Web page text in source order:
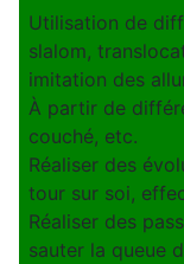
Utilisation de
slalom,
imitation des
À partir de
couché, etc.
Réaliser des
tour sur soi,
Réaliser des
sauter la queue